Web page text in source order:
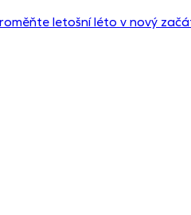
letošní léto v nový